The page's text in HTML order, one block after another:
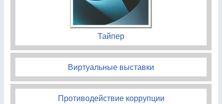
Тайпер
Виртуальные выставки
Противодействие коррупции